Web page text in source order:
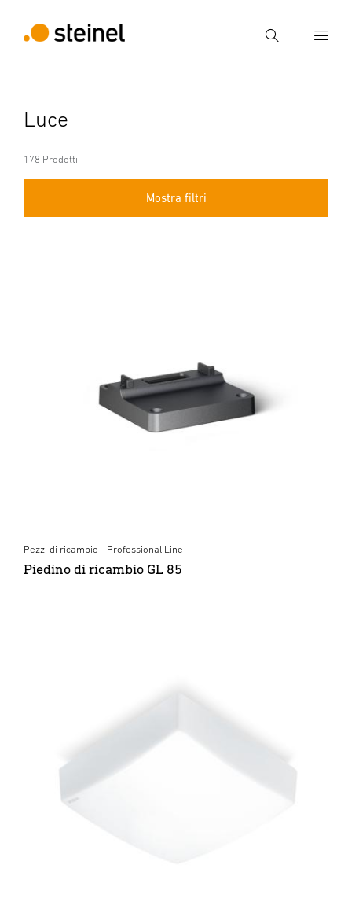
Ricerca
Ricerca
Luce
178 Prodotti
Mostra filtri
Pezzi di ricambio - Professional Line
Piedino di ricambio GL 85